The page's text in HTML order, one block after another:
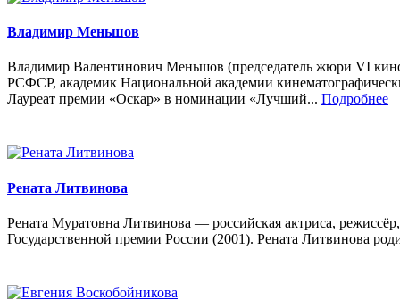
Владимир Меньшов
Владимир Валентинович Меньшов (председатель жюри VI
РСФСР, академик Национальной академии
Лауреат премии «Оскар» в номинации «Лучший... Подробнее
Рената Литвинова
Рената Муратовна Литвинова — российская актриса,
Государственной премии России (2001). Рената Литвинова